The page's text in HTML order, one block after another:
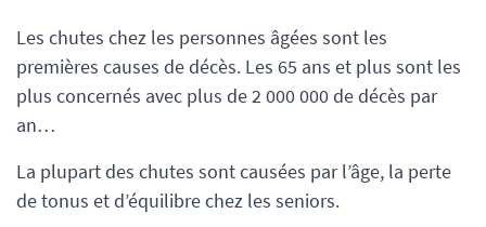
Les chutes chez les personnes âgées sont les
premières causes de décès. Les 65 ans et plus sont les
plus concernés avec plus de 2 000 000 de décès par
an…
La plupart des chutes sont causées par l’âge, la perte
de tonus et d’équilibre chez les seniors.